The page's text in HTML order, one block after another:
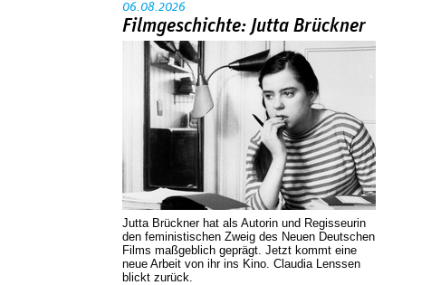
06.08.2026
Filmgeschichte: Jutta Brückner
Jutta Brückner hat als Autorin und Regisseurin
den feministischen Zweig des Neuen Deutschen
Films maßgeblich geprägt. Jetzt kommt eine
neue Arbeit von ihr ins Kino. Claudia Lenssen
blickt zurück.